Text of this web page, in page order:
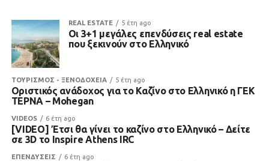
REAL ESTATE 5 έτη ago
Οι 3+1 μεγάλες επενδύσεις real estate
που ξεκινούν στο Ελληνικό
ΤΟΥΡΙΣΜΟΣ - ΞΕΝΟΔΟΧΕΙΑ 5 έτη ago
Οριστικός ανάδοχος για το Καζίνο στο Ελληνικό η ΓΕΚ
ΤΕΡΝΑ – Mohegan
VIDEOS 6 έτη ago
[VIDEO] Έτσι θα γίνει το καζίνο στο Ελληνικό – Δείτε
σε 3D το Inspire Athens IRC
ΕΠΕΝΔΥΣΕΙΣ 6 έτη ago